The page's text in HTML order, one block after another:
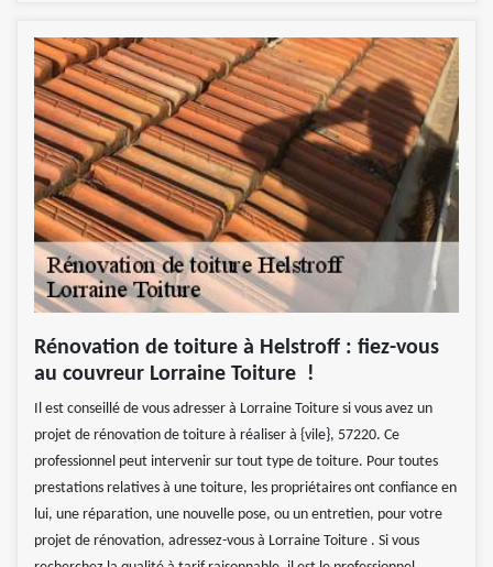
Rénovation de toiture à Helstroff : fiez-vous
au couvreur Lorraine Toiture !
Il est conseillé de vous adresser à Lorraine Toiture si vous avez un
projet de rénovation de toiture à réaliser à {vile}, 57220. Ce
professionnel peut intervenir sur tout type de toiture. Pour toutes
prestations relatives à une toiture, les propriétaires ont confiance en
lui, une réparation, une nouvelle pose, ou un entretien, pour votre
projet de rénovation, adressez-vous à Lorraine Toiture . Si vous